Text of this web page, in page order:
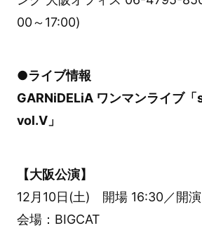
00～17:00)
●ライブ情報
GARNiDELiA ワンマンライブ
vol.Ⅴ」
【大阪公演】
12月10日(土) 開場 16:30／開演
会場：BIGCAT